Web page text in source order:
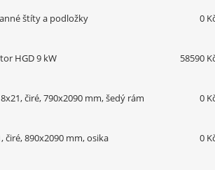
štíty a podložky 0
HGD 9 kW 58590
čiré, 790x2090 mm, šedý rám 0
čiré, 890x2090 mm, osika 0